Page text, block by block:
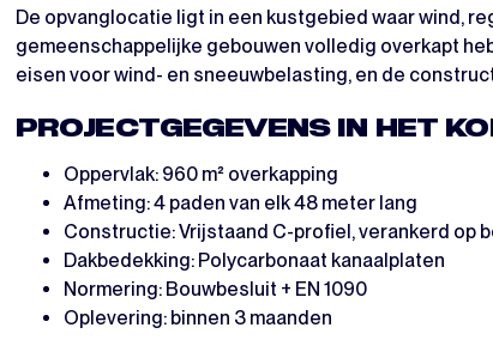
De opvanglocatie ligt in een kustgebied waar wind,
gemeenschappelijke gebouwen volledig overkapt
eisen voor wind- en sneeuwbelasting, en de
PROJECTGEGEVENS IN HET
Oppervlak: 960 m² overkapping
Afmeting: 4 paden van elk 48 meter lang
Constructie: Vrijstaand C-profiel, verankerd op
Dakbedekking: Polycarbonaat kanaalplaten
Normering: Bouwbesluit + EN 1090
Oplevering: binnen 3 maanden